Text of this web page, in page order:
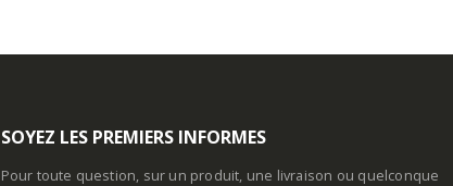
SOYEZ LES PREMIERS INFORMES
Pour toute question, sur un produit, une livraison ou quelconque